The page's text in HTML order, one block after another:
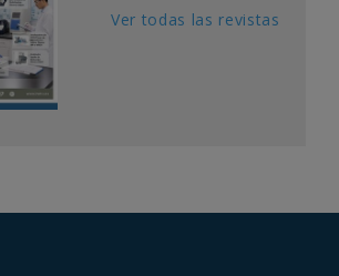
Ver todas las revistas